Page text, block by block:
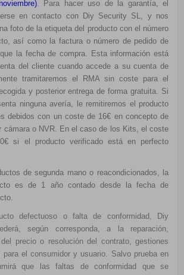
). Para hacer uso de la garantía, el
en contacto con Diy Security SL, y nos
foto de la etiqueta del producto con el número
así como la factura o número de pedido de
la fecha de compra. Esta información está
del cliente cuando accede a su cuenta de
tramitaremos el RMA sin coste para el
y posterior entrega de forma gratuita. Si
ninguna avería, le remitiremos el producto
debidos con un coste de 16€ en concepto de
cámara o NVR. En el caso de los Kits, el coste
si el producto verificado está en perfecto
de segunda mano o reacondicionados, la
es de 1 año contado desde la fecha de
defectuoso o falta de conformidad, Diy
según corresponda, a la reparación,
precio o resolución del contrato, gestiones
para el consumidor y usuario. Salvo prueba en
que
las faltas de conformidad que se